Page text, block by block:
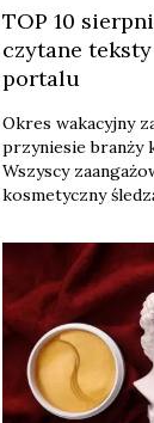
TOP 10
czytane
portalu
Okres wakacyjny
przyniesie branży
Wszyscy
kosmetyczny
Przemysłu
gracze rynkowi.
jakie zmiany i
najbliższe
zestawienie
czytanych tekstów
2022 r. ...